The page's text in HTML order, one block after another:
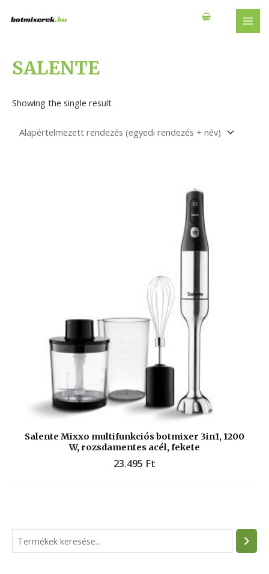
e
SALENTE
Showing the single result
Salente Mixxo multifunkciós botmixer 3in1, 1200
W, rozsdamentes acél, fekete
23.495 Ft